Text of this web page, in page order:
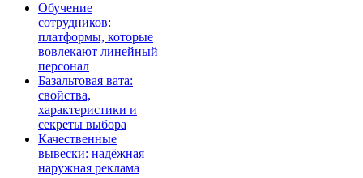
Обучение
сотрудников:
платформы, которые
вовлекают линейный
персонал
Базальтовая вата:
свойства,
характеристики и
секреты выбора
Качественные
вывески: надёжная
наружная реклама